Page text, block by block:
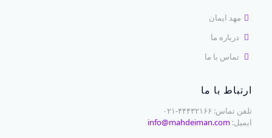
مهد ایمان
درباره ما
تماس با ما
ارتباط با ما
تلفن تماس: ۴۴۴۳۲۱۶۶-۰۲۱
ایمیل: info@mahdeiman.com